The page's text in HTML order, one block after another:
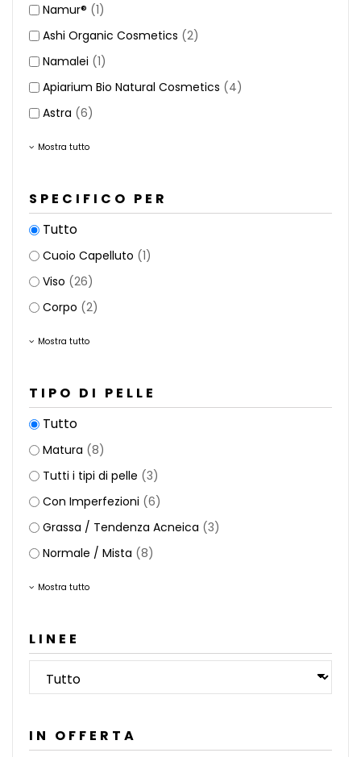
Namur® (1)
Ashi Organic Cosmetics (2)
Namalei (1)
Apiarium Bio Natural Cosmetics (4)
Astra (6)
Mostra tutto
SPECIFICO PER
Tutto
Cuoio Capelluto (1)
Viso (26)
Corpo (2)
Mostra tutto
TIPO DI PELLE
Tutto
Matura (8)
Tutti i tipi di pelle (3)
Con Imperfezioni (6)
Grassa / Tendenza Acneica (3)
Normale / Mista (8)
Mostra tutto
LINEE
IN OFFERTA